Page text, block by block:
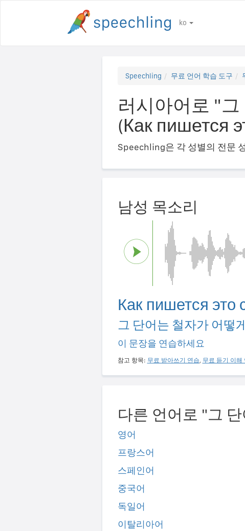
ko
Speechling 무료 언어 학습 도구
러시아어로 "
(Как пишется
Speechling은 각 성별의 전문
남성 목소리
Как пишется это
그 단어는 철자가 어떻
이 문장을 연습하세요
참고 항목: 무료 받아쓰기 연습, 무료 듣기 이해
다른 언어로 "그
영어
프랑스어
스페인어
중국어
독일어
이탈리아어